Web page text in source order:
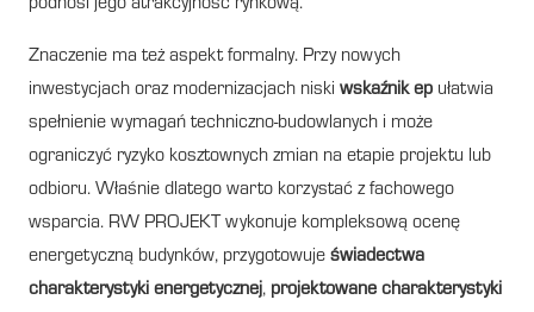
podnosi jego atrakcyjność rynkową.
Znaczenie ma też aspekt formalny. Przy nowych
inwestycjach oraz modernizacjach niski wskaźnik ep ułatwia
spełnienie wymagań techniczno-budowlanych i może
ograniczyć ryzyko kosztownych zmian na etapie projektu lub
odbioru. Właśnie dlatego warto korzystać z fachowego
wsparcia. RW PROJEKT wykonuje kompleksową ocenę
energetyczną budynków, przygotowuje świadectwa
charakterystyki energetycznej, projektowane charakterystyki